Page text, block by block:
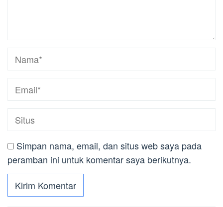
Simpan nama, email, dan situs web saya pada
peramban ini untuk komentar saya berikutnya.